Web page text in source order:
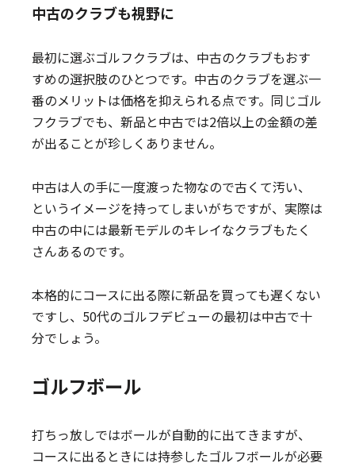
中古のクラブも視野に
最初に選ぶゴルフクラブは、中古のクラブもおす
すめの選択肢のひとつです。中古のクラブを選ぶ一
番のメリットは価格を抑えられる点です。同じゴル
フクラブでも、新品と中古では2倍以上の金額の差
が出ることが珍しくありません。
中古は人の手に一度渡った物なので古くて汚い、
というイメージを持ってしまいがちですが、実際は
中古の中には最新モデルのキレイなクラブもたく
さんあるのです。
本格的にコースに出る際に新品を買っても遅くない
ですし、50代のゴルフデビューの最初は中古で十
分でしょう。
ゴルフボール
打ちっ放しではボールが自動的に出てきますが、
コースに出るときには持参したゴルフボールが必要